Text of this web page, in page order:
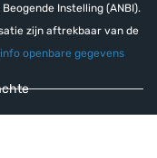
Instelling (ANBI).
zijn aftrekbaar van de
openbare gegevens